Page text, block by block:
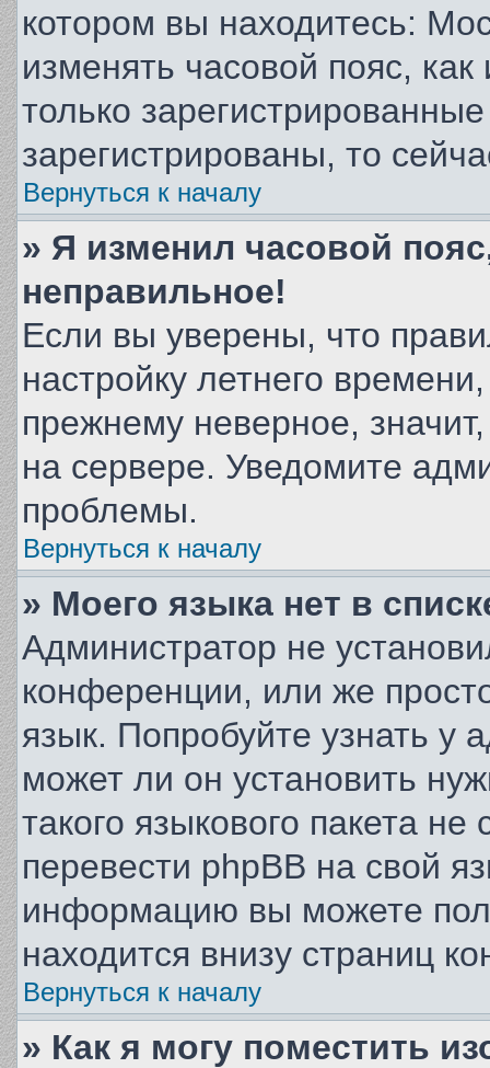
котором вы находитесь:
изменять часовой пояс,
только
зарегистрированы, то
Вернуться к началу
» Я изменил часовой
неправильное!
Если вы уверены, что
настройку летнего
прежнему неверное,
на сервере. Уведомите
проблемы.
Вернуться к началу
» Моего языка нет в
Администратор не
конференции, или же
язык. Попробуйте узнать у
может ли он установить
такого языкового пакета
перевести phpBB на свой
информацию вы можете
находится внизу страниц
Вернуться к началу
» Как я могу поместить